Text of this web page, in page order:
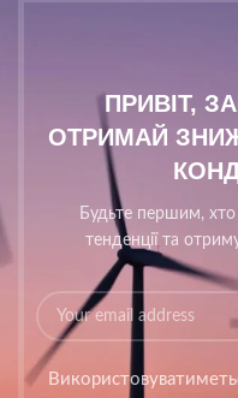
ПРИВІТ,
ОТРИМАЙ
Будьте першим, хто
тенденції та